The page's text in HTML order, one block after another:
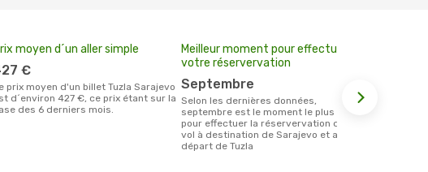
moyen d´un aller simple
427 €
d´environ 427 €, ce prix étant sur la
des 6 derniers mois.
Meilleur moment pour effectuer
votre réservervation
septembre
Selon les dernières données,
septembre est le moment le plus usité
pour effectuer la réservervation d´un
vol à destination de Sarajevo et au
départ de Tuzla